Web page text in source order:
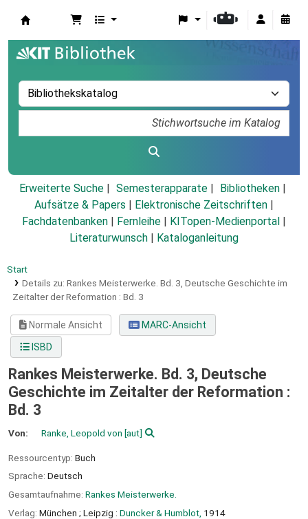
Erweiterte Suche Semesterapparate
Bibliotheken
Aufsätze & Papers
Elektronische Zeitschriften
Fachdatenbanken
Fernleihe KITopen-Medienportal
Literaturwunsch
Kataloganleitung
Start
Details zu: Rankes Meisterwerke. Bd. 3, Deutsche Geschichte im
Zeitalter der Reformation : Bd. 3
Normale Ansicht
MARC-Ansicht
ISBD
Rankes Meisterwerke. Bd. 3, Deutsche
Geschichte im Zeitalter der Reformation :
Bd. 3
Von: Ranke, Leopold von [aut]
Ressourcentyp: Buch
Sprache: Deutsch
Gesamtaufnahme: Rankes Meisterwerke.
Verlag: München ; Leipzig : Duncker & Humblot, 1914